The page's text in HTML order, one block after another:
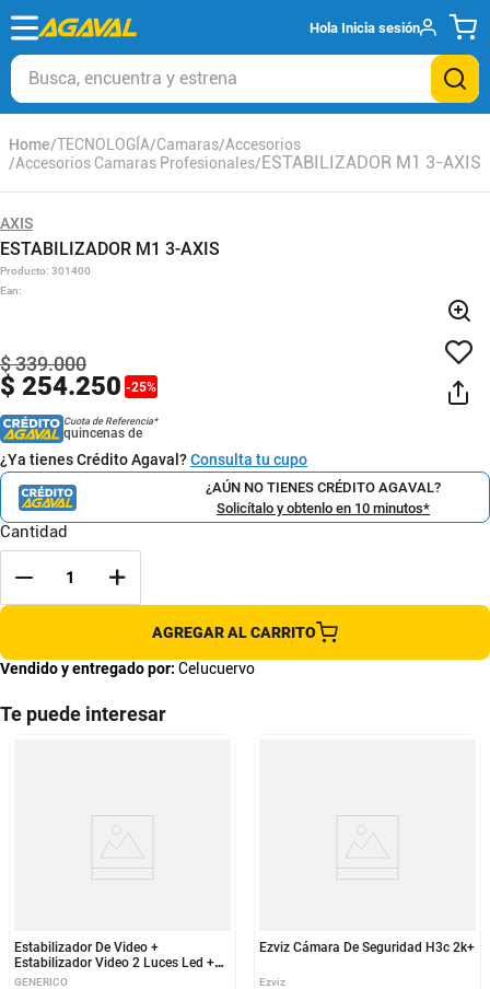
Hola Inicia sesión
Busca, encuentra y estrena
TECNOLOGÍA Camaras Accesorios
Accesorios Camaras Profesionales ESTABILIZADOR M1 3-AXIS
AXIS
ESTABILIZADOR M1 3-AXIS
Producto: 301400
Ean:
$ 254.250 -25%
$339.000
Cuota de Referencia*
quincenas de
¿Ya tienes Crédito Agaval?Consulta tu cupo
¿AÚN NO TIENES CRÉDITO AGAVAL?
Solicítalo y obtenlo en 10 minutos*
Cantidad
AGREGAR AL CARRITO
Vendido y entregado por: Celucuervo
Te puede interesar
Estabilizador De Video +
Estabilizador Video 2 Luces Led +
Estabilizador + Microfono + Tripode
GENERICO
Ezviz Cámara De Seguridad H3c 2k+
Ezviz